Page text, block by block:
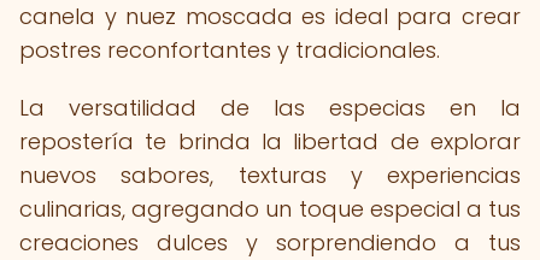
canela y nuez moscada es ideal para crear
postres reconfortantes y tradicionales.
La versatilidad de las especias en la
repostería te brinda la libertad de explorar
nuevos sabores, texturas y experiencias
culinarias, agregando un toque especial a tus
creaciones dulces y sorprendiendo a tus